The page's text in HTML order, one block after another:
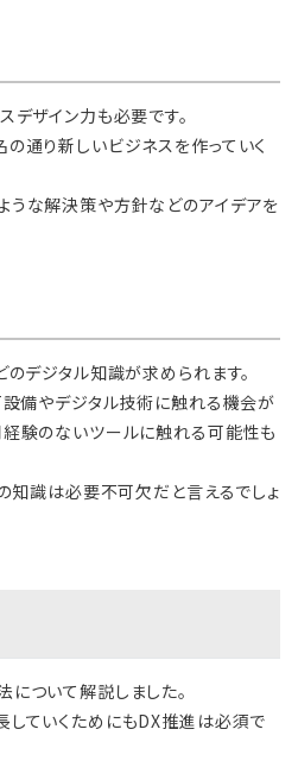
デザイン力も必要です。
通り新しいビジネスを作っていく
うな解決策や方針などのアイデアを
デジタル知識が求められます。
備やデジタル技術に触れる機会が
経験のないツールに触れる可能性も
知識は必要不可欠だと言えるでしょ
ついて解説しました。
していくためにもDX推進は必須で